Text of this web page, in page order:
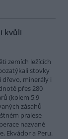
kvůli
zemích ležících
stovky
dřevo, minerály i
přes 280
(kolem 5,9
zásahů
pralese
nazvané
Ekvádor a Peru.